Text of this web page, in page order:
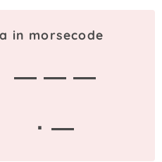
in morsecode
— — —
· —